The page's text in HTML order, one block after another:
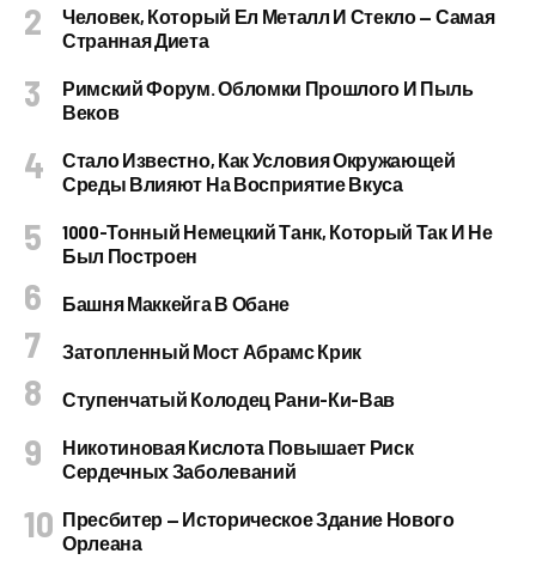
Человек, Который Ел Металл И Стекло — Самая
Странная Диета
Римский Форум. Обломки Прошлого И Пыль
Веков
Стало Известно, Как Условия Окружающей
Среды Влияют На Восприятие Вкуса
1000-Тонный Немецкий Танк, Который Так И Не
Был Построен
Башня Маккейга В Обане
Затопленный Мост Абрамс Крик
Ступенчатый Колодец Рани-Ки-Вав
Никотиновая Кислота Повышает Риск
Сердечных Заболеваний
Пресбитер — Историческое Здание Нового
Орлеана